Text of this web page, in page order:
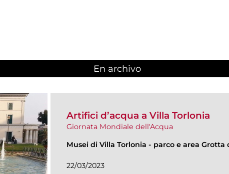
En archivo
Artifici d’acqua a Villa Torlonia
Giornata Mondiale dell'Acqua
Musei di Villa Torlonia - parco e area Grotta
22/03/2023